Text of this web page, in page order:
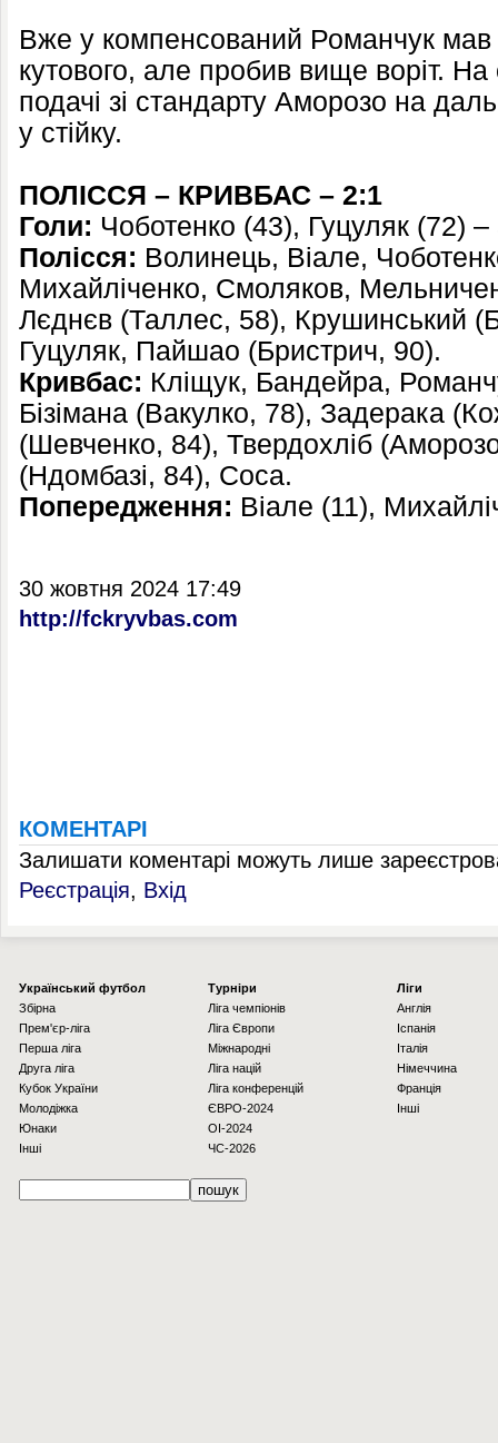
Вже у компенсований Романчук мав
кутового, але пробив вище воріт. На
подачі зі стандарту Аморозо на
у стійку.
ПОЛІССЯ – КРИВБАС – 2:1
Голи: Чоботенко (43), Гуцуляк (72)
Полісся: Волинець, Віале,
Михайліченко, Смоляков,
Лєднєв (Таллес, 58), Крушинський
Гуцуляк, Пайшао (Бристрич, 90).
Кривбас: Кліщук, Бандейра,
Бізімана (Вакулко, 78), Задерака
(Шевченко, 84), Твердохліб
(Ндомбазі, 84), Соса.
Попередження: Віале (11),
30 жовтня 2024 17:49
http://fckryvbas.com
КОМЕНТАРІ
Залишати коментарі можуть лише
Реєстрація, Вхід
Українcький футбол
Збірна
Прем'єр-ліга
Перша ліга
Друга ліга
Кубок України
Молодіжка
Юнаки
Інші
Турніри
Ліга чемпіонів
Ліга Європи
Міжнародні
Ліга націй
Ліга конференцій
ЄВРО-2024
OI-2024
ЧС-2026
Ліги
Англія
Іспанія
Італія
Німеччина
Франція
Інші